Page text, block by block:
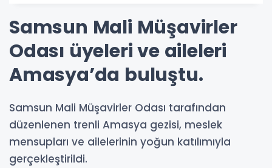
Samsun Mali Müşavirler
Odası üyeleri ve aileleri
Amasya’da buluştu.
Samsun Mali Müşavirler Odası tarafından
düzenlenen trenli Amasya gezisi, meslek
mensupları ve ailelerinin yoğun katılımıyla
gerçekleştirildi.